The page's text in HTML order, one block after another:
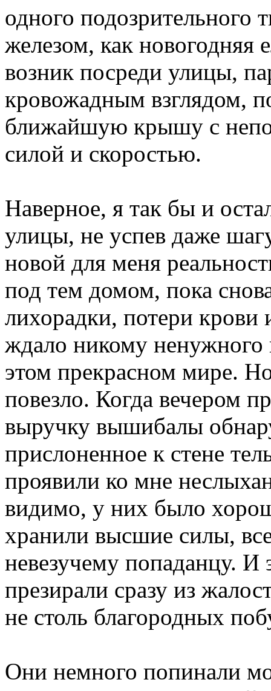
одного подозрительного
железом, как новогодняя
возник посреди улицы,
кровожадным взглядом,
ближайшую крышу с
силой и скоростью.
Наверное, я так бы и
улицы, не успев даже
новой для меня
под тем домом, пока
лихорадки, потери крови
ждало никому ненужного
этом прекрасном мире.
повезло. Когда вечером
выручку вышибалы
прислоненное к стене
проявили ко мне
видимо, у них было
хранили высшие силы,
невезучему попаданцу.
презирали сразу из
не столь благородных
Они немного попинали